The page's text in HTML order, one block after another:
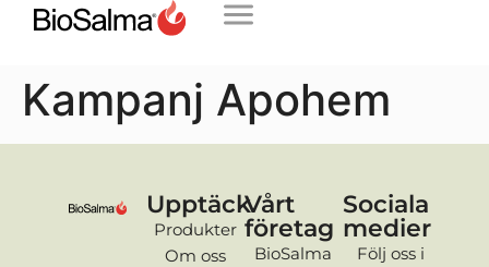
Kampanj Apohem
Upptäck
Produkter
Om oss
Vårt
företag
BioSalma
Sociala
medier
Följ oss i